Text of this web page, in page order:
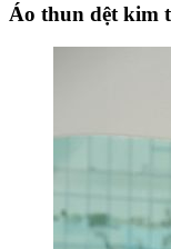
Áo thun dệt kim